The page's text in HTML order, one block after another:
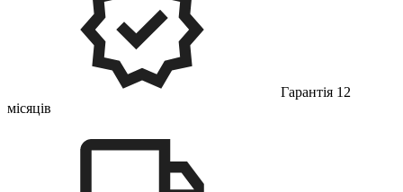
Гарантія 12
місяців